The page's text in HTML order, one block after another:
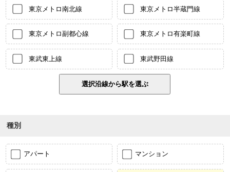
東京メトロ南北線 東京メトロ半蔵門線
東京メトロ副都心線 東京メトロ有楽町線
東武東上線 東武野田線
種別
アパート マンション